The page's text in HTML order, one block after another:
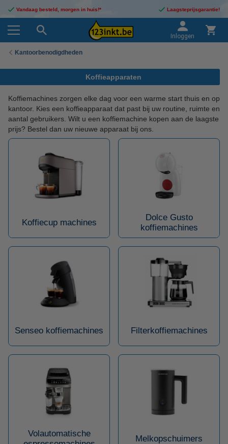
Vandaag besteld, morgen in huis!* Laagsteprijsgarantie!
Inloggen
Kantoorbenodigdheden
Koffieapparaten
Koffiemachines zorgen elke dag voor een warme start thuis en op
kantoor. Kies een koffieapparaat dat past bij uw routine, ruimte en
aantal gebruikers. Wilt u een koffiemachine kopen aan de laagste
prijs? Bestel dan uw nieuwe apparaat bij ons.
Koffiecup machines
Dolce Gusto
koffiemachines
Senseo koffiemachines Filterkoffiemachines
Volautomatische
Melkopschuimers